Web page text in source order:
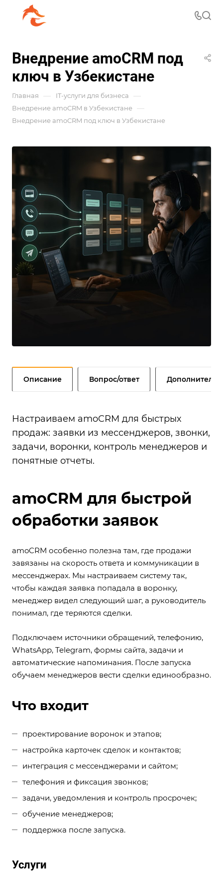
Внедрение amoCRM под
ключ в Узбекистане
Главная — IT-услуги для бизнеса —
Внедрение amoCRM в Узбекистане —
Внедрение amoCRM под ключ в Узбекистане
Описание Вопрос/ответ
Настраиваем amoCRM для быстрых
продаж: заявки из мессенджеров, звонки,
задачи, воронки, контроль менеджеров и
понятные отчеты.
amoCRM для быстрой
обработки заявок
amoCRM особенно полезна там, где продажи
завязаны на скорость ответа и коммуникации в
мессенджерах. Мы настраиваем систему так,
чтобы каждая заявка попадала в воронку,
менеджер видел следующий шаг, а руководитель
понимал, где теряются сделки.
Подключаем источники обращений, телефонию,
WhatsApp, Telegram, формы сайта, задачи и
автоматические напоминания. После запуска
обучаем менеджеров вести сделки единообразно.
Что входит
проектирование воронок и этапов;
настройка карточек сделок и контактов;
интеграция с мессенджерами и сайтом;
телефония и фиксация звонков;
задачи, уведомления и контроль просрочек;
обучение менеджеров;
поддержка после запуска.
Услуги